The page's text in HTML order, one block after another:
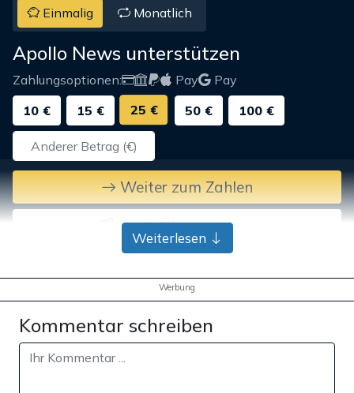
Einmalig Monatlich
Apollo News unterstützen
Zahlungsoptionen: Pay
Pay
10 €
15 € 25 € 50 € 100 €
Weiter zum Zahlen
Bank-Überweisung
Weiterlesen
Werbung
Kommentar schreiben